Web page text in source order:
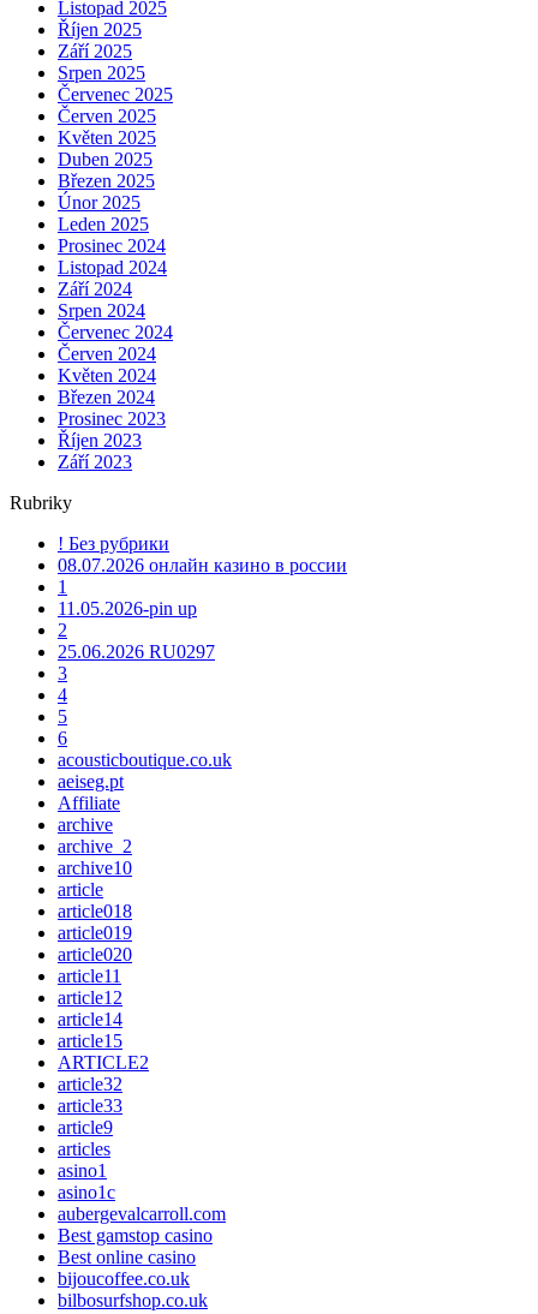
Listopad 2025
Říjen 2025
Září 2025
Srpen 2025
Červenec 2025
Červen 2025
Květen 2025
Duben 2025
Březen 2025
Únor 2025
Leden 2025
Prosinec 2024
Listopad 2024
Září 2024
Srpen 2024
Červenec 2024
Červen 2024
Květen 2024
Březen 2024
Prosinec 2023
Říjen 2023
Září 2023
Rubriky
! Без рубрики
08.07.2026 онлайн казино в россии
1
11.05.2026-pin up
2
25.06.2026 RU0297
3
4
5
6
acousticboutique.co.uk
aeiseg.pt
Affiliate
archive
archive_2
archive10
article
article018
article019
article020
article11
article12
article14
article15
ARTICLE2
article32
article33
article9
articles
asino1
asino1c
aubergevalcarroll.com
Best gamstop casino
Best online casino
bijoucoffee.co.uk
bilbosurfshop.co.uk